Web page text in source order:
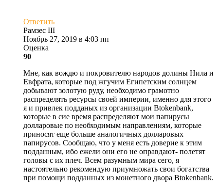
Ответить
Рамзес III
Ноябрь 27, 2019 в 4:03 пп
Оценка
90
Мне, как вождю и покровителю народов долины Нила и
Евфрата, которые под жгучим Египетским солнцем
добывают золотую руду, необходимо грамотно
распределять ресурсы своей империи, именно для этого
я и привлек подданых из организации Btokenbank,
которые в сие время распределяют мои папирусы
долларовые по необходимым направлениям, которые
приносят еще больше аналогичных долларовых
папирусов. Сообщаю, что у меня есть доверие к этим
подданным, ибо ежели они его не оправдают- полетят
головы с их плеч. Всем разумным мира сего, я
настоятельно рекомендую приумножать свои богатства
при помощи подданных из монетного двора Btokenbank.